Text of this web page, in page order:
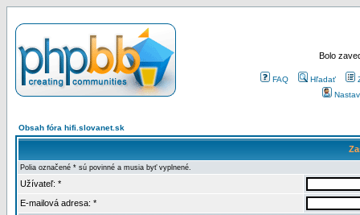
Bolo
FAQ Hľadať
Obsah fóra hifi.slovanet.sk
Polia označené * sú povinné a musia byť vyplnené.
Užívateľ: *
E-mailová adresa: *